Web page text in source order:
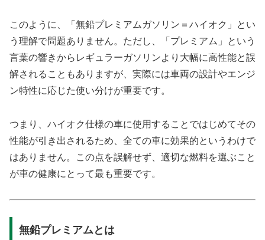
このように、「無鉛プレミアムガソリン＝ハイオク」とい
う理解で問題ありません。ただし、「プレミアム」という
言葉の響きからレギュラーガソリンより大幅に高性能と誤
解されることもありますが、実際には車両の設計やエンジ
ン特性に応じた使い分けが重要です。
つまり、ハイオク仕様の車に使用することではじめてその
性能が引き出されるため、全ての車に効果的というわけで
はありません。この点を誤解せず、適切な燃料を選ぶこと
が車の健康にとって最も重要です。
無鉛プレミアムとは